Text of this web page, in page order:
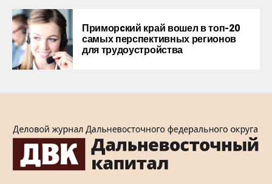
Приморcкий край вошел в топ-20
самых перспективных регионов
для трудоустройства